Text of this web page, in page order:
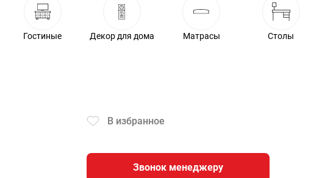
Гостиные Декор для дома Матрасы Столы
В избранное
Звонок менеджеру